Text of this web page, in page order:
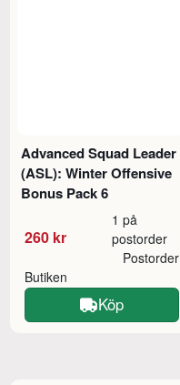
Advanced Squad Leader
(ASL): Winter Offensive
Bonus Pack 6
260 kr
1 på
postorder
Butiken
Postorder
Köp